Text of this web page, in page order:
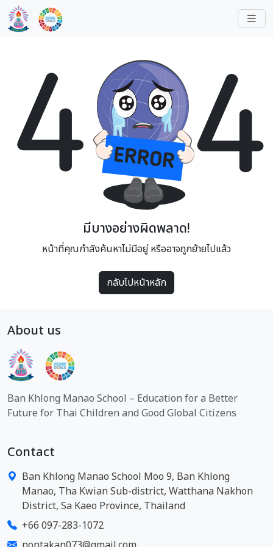
มีบางอย่างผิดพลาด!
หน้าที่คุณกำลังค้นหาไม่มีอยู่ หรืออาจถูกย้ายไปแล้ว
กลับไปหน้าหลัก
About us
Ban Khlong Manao School – Education for a Better
Future for Thai Children and Good Global Citizens
Contact
Ban Khlong Manao School Moo 9, Ban Khlong
Manao, Tha Kwian Sub-district, Watthana Nakhon
District, Sa Kaeo Province, Thailand
+66 097-283-1072